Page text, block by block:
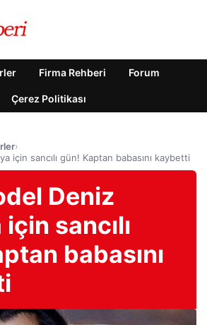
Firma Rehberi Forum
Çerez Politikası
›
için sancılı gün! Kaptan babasını kaybetti
Deniz
sancılı
babasını